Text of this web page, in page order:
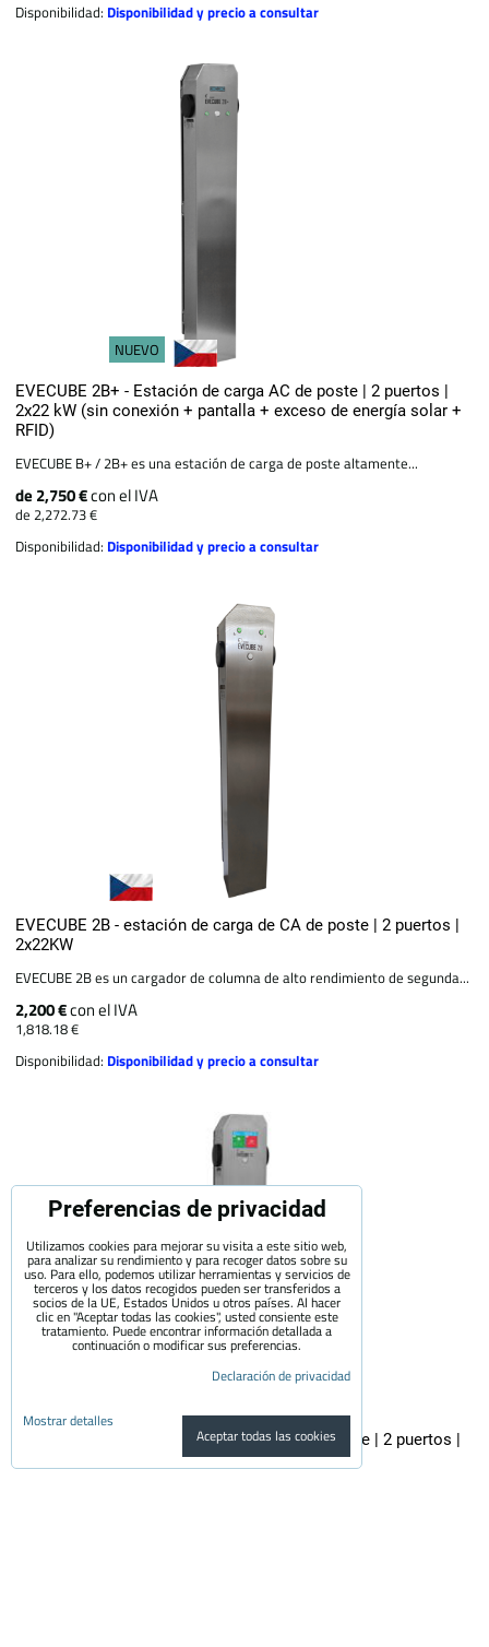
Disponibilidad: Disponibilidad y precio a consultar
NUEVO
EVECUBE 2B+ - Estación de carga AC de poste | 2 puertos |
2x22 kW (sin conexión + pantalla + exceso de energía solar +
RFID)
EVECUBE B+ / 2B+ es una estación de carga de poste altamente...
de 2,750 €con el IVA
de 2,272.73 €
Disponibilidad: Disponibilidad y precio a consultar
EVECUBE 2B - estación de carga de CA de poste | 2 puertos |
2x22KW
EVECUBE 2B es un cargador de columna de alto rendimiento de segunda...
2,200 €con el IVA
1,818.18 €
Disponibilidad: Disponibilidad y precio a consultar
EVECUBE 2C - estación de carga de CA de poste | 2 puertos |
Preferencias de privacidad
Utilizamos cookies para mejorar su visita a este sitio web,
para analizar su rendimiento y para recoger datos sobre su
uso. Para ello, podemos utilizar herramientas y servicios de
terceros y los datos recogidos pueden ser transferidos a
socios de la UE, Estados Unidos u otros países. Al hacer
clic en "Aceptar todas las cookies", usted consiente este
tratamiento. Puede encontrar información detallada a
continuación o modificar sus preferencias.
Declaración de privacidad
Mostrar detalles
Aceptar todas las cookies